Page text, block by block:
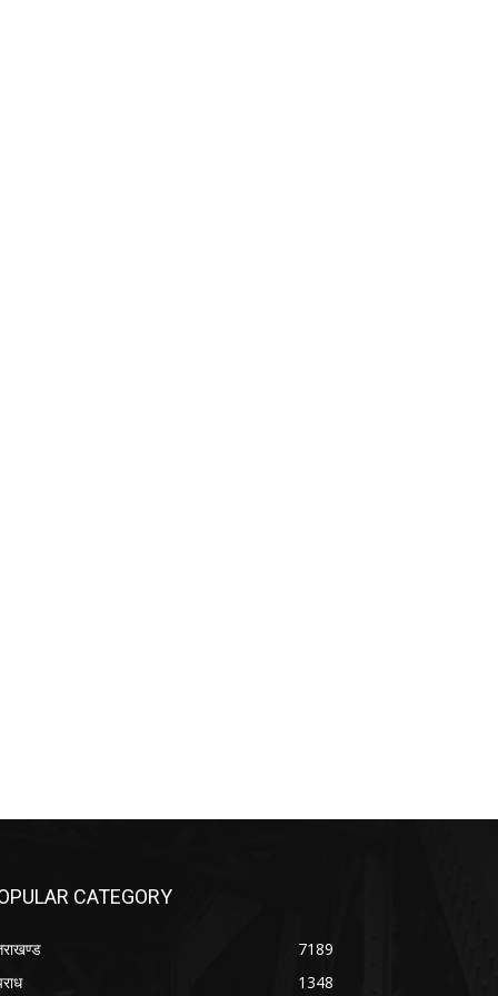
CATEGORY
7189
1348